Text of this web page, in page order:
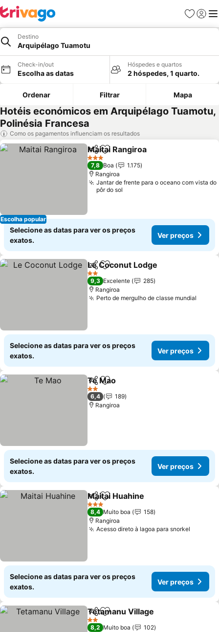
Favoritos
Iniciar
Destino
Arquipélago Tuamotu
Check-in/out
Escolha as datas
Hóspedes e quartos
2 hóspedes, 1 quarto.
Ordenar Filtrar Mapa
Hotéis económicos em Arquipélago Tuamotu,
Polinésia Francesa
Como os pagamentos influenciam os resultados
Escolha popular
PartilharAdicionar aos favoritos
Maitai Rangiroa
3 Estrelas
7,8 Boa
1.175
Rangiroa
Jantar de frente para o oceano com vista do
pôr do sol
Selecione as datas para ver os preços
exatos.
Ver preços
PartilharAdicionar aos favoritos
Le Coconut Lodge
2 Estrelas
9,3 Excelente
285
Rangiroa
Perto de mergulho de classe mundial
Selecione as datas para ver os preços
exatos.
Ver preços
PartilharAdicionar aos favoritos
Te Mao
2 Estrelas
6,4
189
Rangiroa
Selecione as datas para ver os preços
exatos.
Ver preços
PartilharAdicionar aos favoritos
Maitai Huahine
3 Estrelas
8,4 Muito boa
158
Rangiroa
Acesso direto à lagoa para snorkel
Selecione as datas para ver os preços
exatos.
Ver preços
PartilharAdicionar aos favoritos
Tetamanu Village
2 Estrelas
8,2 Muito boa
102